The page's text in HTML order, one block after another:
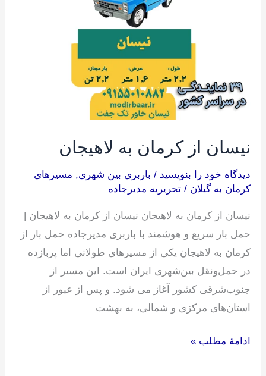
نیسان از کرمان به لاهیجان
دیدگاه‌ خود را بنویسید / باربری بین شهری, مسیرهای
کرمان به گیلان /تحریریه مدیرجاده
نیسان از کرمان به لاهیجان نیسان از کرمان به لاهیجان |
حمل بار سریع و هوشمند با باربری مدیرجاده حمل بار از
کرمان به لاهیجان یکی از مسیرهای طولانی اما پربازده
در حمل‌ونقل بین‌شهری ایران است. این مسیر از
جنوب‌شرقی کشور آغاز می شود. و پس از عبور از
استان‌های مرکزی و شمالی، به بهشت
ادامۀ مطلب »